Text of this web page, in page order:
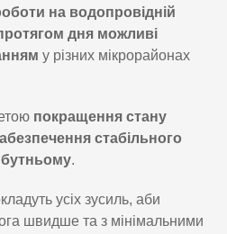
на водопровідній
дня можливі
у різних мікрорайонах
покращення стану
стабільного
.
усіх зусиль, аби
швидше та з мінімальними